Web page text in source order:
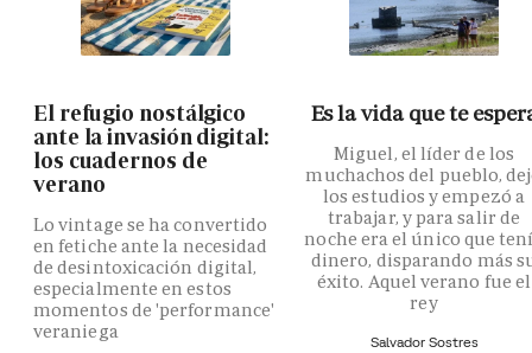
El refugio nostálgico
ante la invasión digital:
los cuadernos de
verano
Lo vintage se ha convertido
en fetiche ante la necesidad
de desintoxicación digital,
especialmente en estos
momentos de 'performance'
veraniega
Es la vida que te
Miguel, el líder de los
muchachos del pueblo,
los estudios y empezó a
trabajar, y para salir de
noche era el único que
dinero, disparando más
éxito. Aquel verano fue el
rey
Salvador Sostres